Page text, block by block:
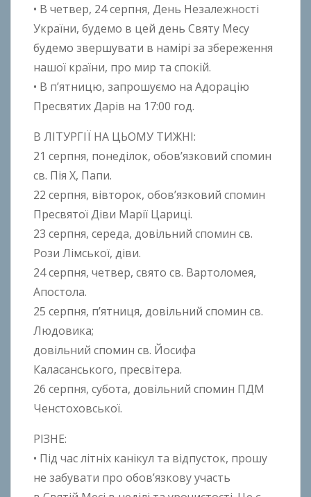
• В четвер, 24 серпня, День Незалежності
України, будемо в цей день Святу Месу
будемо звершувати в намірі за збереження
нашої країни, про мир та спокій.
• В п’ятницю, запрошуємо на Адорацію
Пресвятих Дарів на 17:00 год.
В ЛІТУРГІЇ НА ЦЬОМУ ТИЖНІ:
21 серпня, понеділок, обов’язковий спомин
св. Пія Х, Папи.
22 серпня, вівторок, обов’язковий спомин
Пресвятої Діви Марії Цариці.
23 серпня, середа, довільний спомин св.
Рози Лімської, діви.
24 серпня, четвер, свято св. Вартоломея,
Апостола.
25 серпня, п’ятниця, довільний спомин св.
Людовика;
довільний спомин св. Йосифа
Каласанського, пресвітера.
26 серпня, субота, довільний спомин ПДМ
Ченстоховської.
РІЗНЕ:
• Під час літніх канікул та відпусток, прошу
не забувати про обов’язкову участь